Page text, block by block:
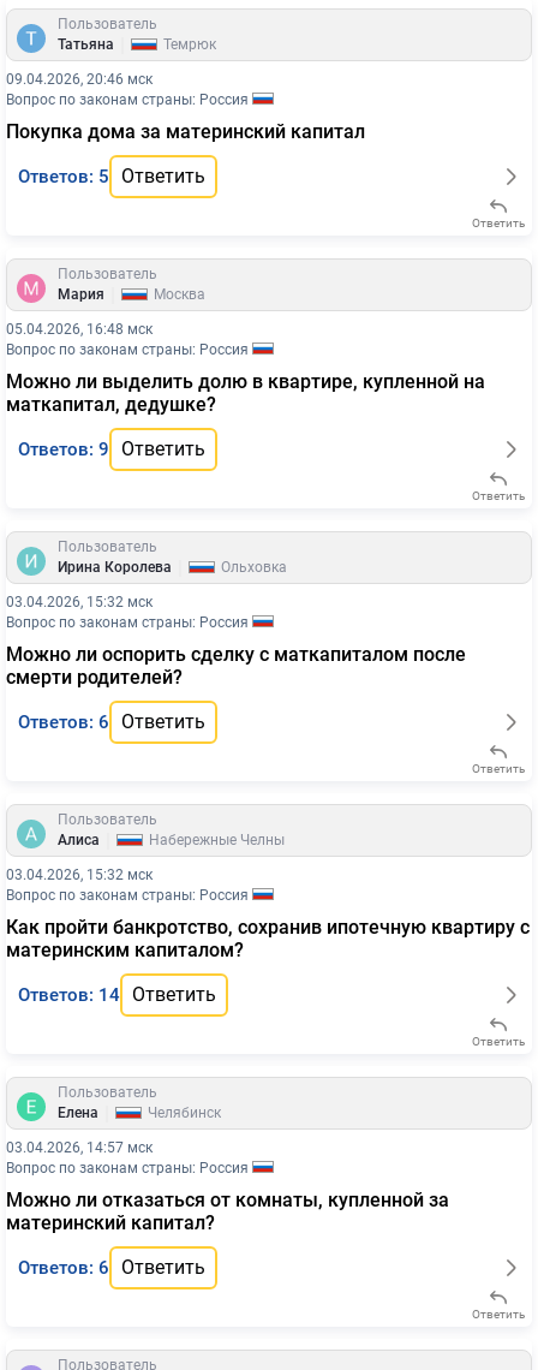
Пользователь
Татьяна
Темрюк
09.04.2026, 20:46 мск
Вопрос по законам страны: Россия
Покупка дома за материнский капитал
Ответов: 5 Ответить
Ответить
Пользователь
Мария
Москва
05.04.2026, 16:48 мск
Вопрос по законам страны: Россия
Можно ли выделить долю в квартире, купленной на
маткапитал, дедушке?
Ответов: 9 Ответить
Ответить
Пользователь
Ирина Королева
Ольховка
03.04.2026, 15:32 мск
Вопрос по законам страны: Россия
Можно ли оспорить сделку с маткапиталом после
смерти родителей?
Ответов: 6 Ответить
Ответить
Пользователь
Алиса
Набережные Челны
03.04.2026, 15:32 мск
Вопрос по законам страны: Россия
Как пройти банкротство, сохранив ипотечную квартиру с
материнским капиталом?
Ответов: 14 Ответить
Ответить
Пользователь
Елена
Челябинск
03.04.2026, 14:57 мск
Вопрос по законам страны: Россия
Можно ли отказаться от комнаты, купленной за
материнский капитал?
Ответов: 6 Ответить
Ответить
Пользователь